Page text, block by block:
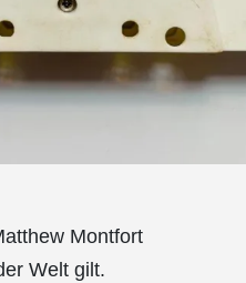
Montfort
Welt gilt.